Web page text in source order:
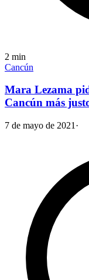
2 min
Cancún
Mara Lezama
Cancún más
7 de mayo de 2021 ·